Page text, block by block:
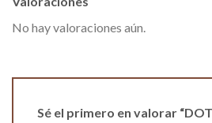
No hay valoraciones aún.
Sé el primero en valorar